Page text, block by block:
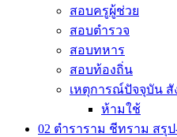
สอบครูผู้ช่วย
สอบตำรวจ
สอบทหาร
สอบท้องถิ่น
เหตุการณ์ปัจจุบัน สั
ห้ามใช้
02 ตำราราม ชีทราม สรุ